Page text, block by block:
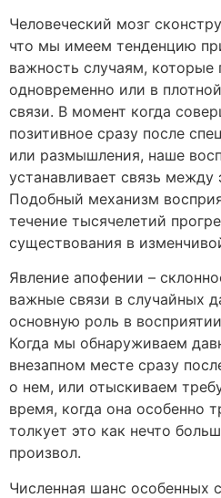
Человеческий мозг
что мы имеем тенденцию
важность случаям, которые
одновременно или в
связи. В момент когда
позитивное сразу после
или размышления, наше
устанавливает связь
Подобный механизм
течение тысячелетий
существования в
Явление апофении –
важные связи в случайных
основную роль в
Когда мы обнаруживаем
внезапном месте сразу
о нем, или отыскиваем
время, когда она особенно
толкует это как нечто
произвол.
Численная шанс особенных